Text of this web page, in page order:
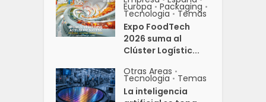
Europa • Packaging •
Tecnologia • Temas
Expo FoodTech
2026 suma al
Clúster Logístic...
Otras Areas •
Tecnologia • Temas
La inteligencia